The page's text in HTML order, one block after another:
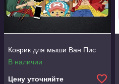
Коврик для мыши Ван Пис
В наличии
Цену уточняйте